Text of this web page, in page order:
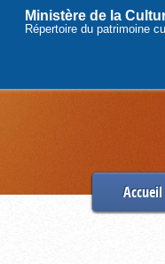
Ministère de la
Répertoire du patrimoine
Accueil